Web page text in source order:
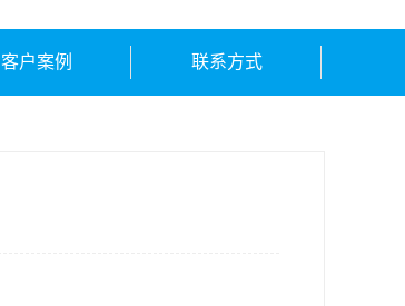
客户案例 联系方式